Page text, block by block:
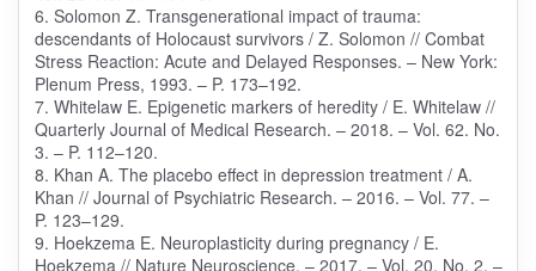
6. Solomon Z. Transgenerational impact of trauma:
descendants of Holocaust survivors / Z. Solomon // Combat
Stress Reaction: Acute and Delayed Responses. – New York:
Plenum Press, 1993. – P. 173–192.
7. Whitelaw E. Epigenetic markers of heredity / E. Whitelaw //
Quarterly Journal of Medical Research. – 2018. – Vol. 62. No.
3. – P. 112–120.
8. Khan A. The placebo effect in depression treatment / A.
Khan // Journal of Psychiatric Research. – 2016. – Vol. 77. –
P. 123–129.
9. Hoekzema E. Neuroplasticity during pregnancy / E.
Hoekzema // Nature Neuroscience. – 2017. – Vol. 20. No. 2. –